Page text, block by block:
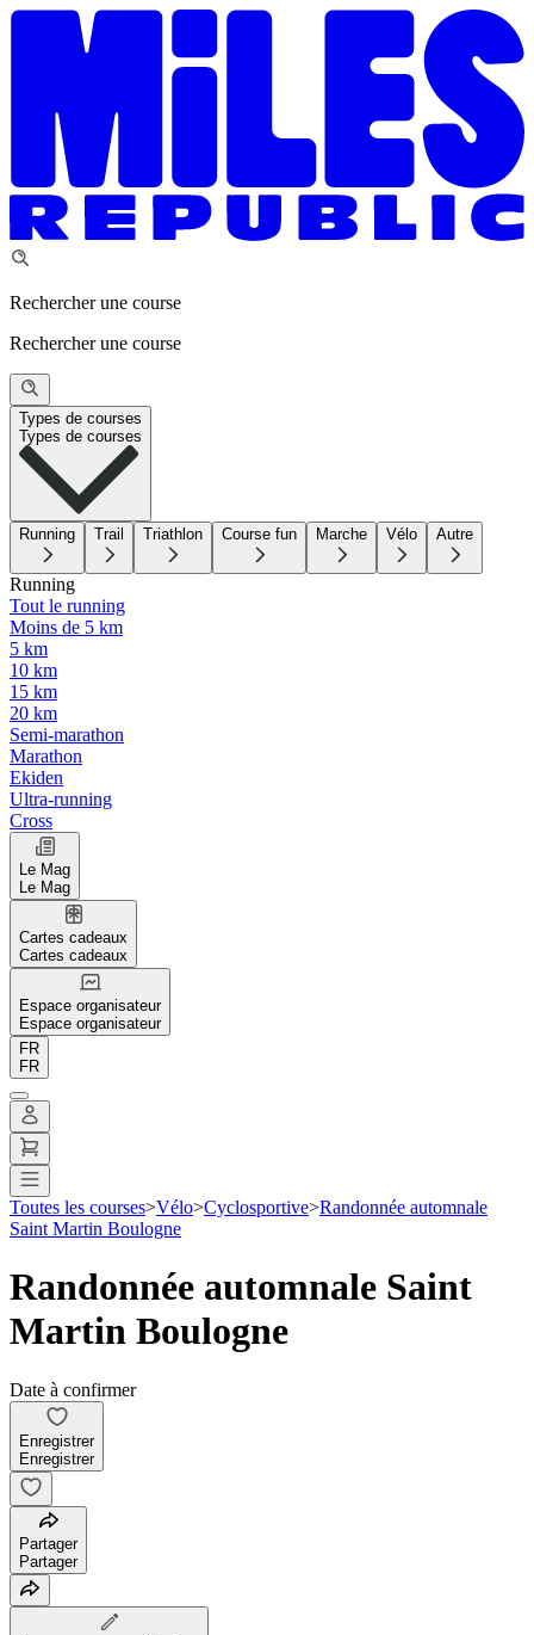
Rechercher une course
Rechercher une course
Types de courses
Types de courses
Running Trail Triathlon Course fun Marche Vélo Autre
Running
Tout le running
Moins de 5 km
5 km
10 km
15 km
20 km
Semi-marathon
Marathon
Ekiden
Ultra-running
Cross
Le Mag
Le Mag
Cartes cadeaux
Cartes cadeaux
Espace organisateur
Espace organisateur
FR
FR
Toutes les courses>Vélo>Cyclosportive>Randonnée automnale
Saint Martin Boulogne
Randonnée automnale Saint
Martin Boulogne
Date à confirmer
Enregistrer
Enregistrer
Partager
Partager